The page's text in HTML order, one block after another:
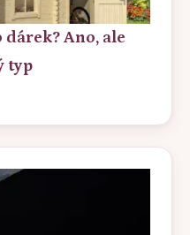
Ano, ale
typ